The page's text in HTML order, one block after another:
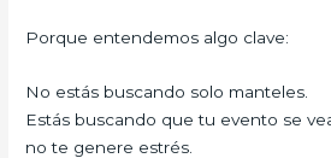
Porque entendemos algo clave:
No estás buscando solo manteles.
Estás buscando que tu evento se
no te genere estrés.